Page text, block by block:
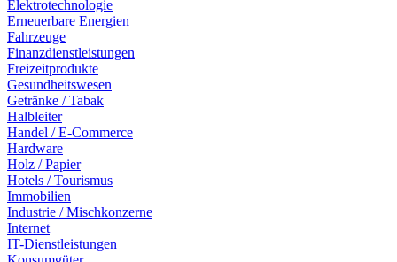
Elektrotechnologie
Erneuerbare Energien
Fahrzeuge
Finanzdienstleistungen
Freizeitprodukte
Gesundheitswesen
Getränke / Tabak
Halbleiter
Handel / E-Commerce
Hardware
Holz / Papier
Hotels / Tourismus
Immobilien
Industrie / Mischkonzerne
Internet
IT-Dienstleistungen